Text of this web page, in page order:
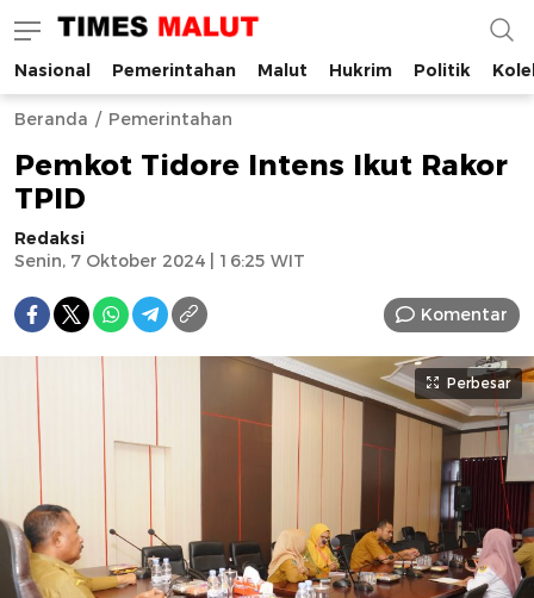
Times Malut
Berita Maluku Utara Terbaru
Nasional Pemerintahan Malut Hukrim Politik
Beranda Pemerintahan
Pemkot Tidore Intens Ikut Rakor
TPID
Redaksi
Senin, 7 Oktober 2024 | 16:25 WIT
Komentar
Perbesar